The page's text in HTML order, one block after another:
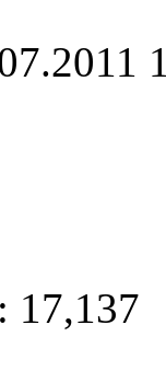
17,137